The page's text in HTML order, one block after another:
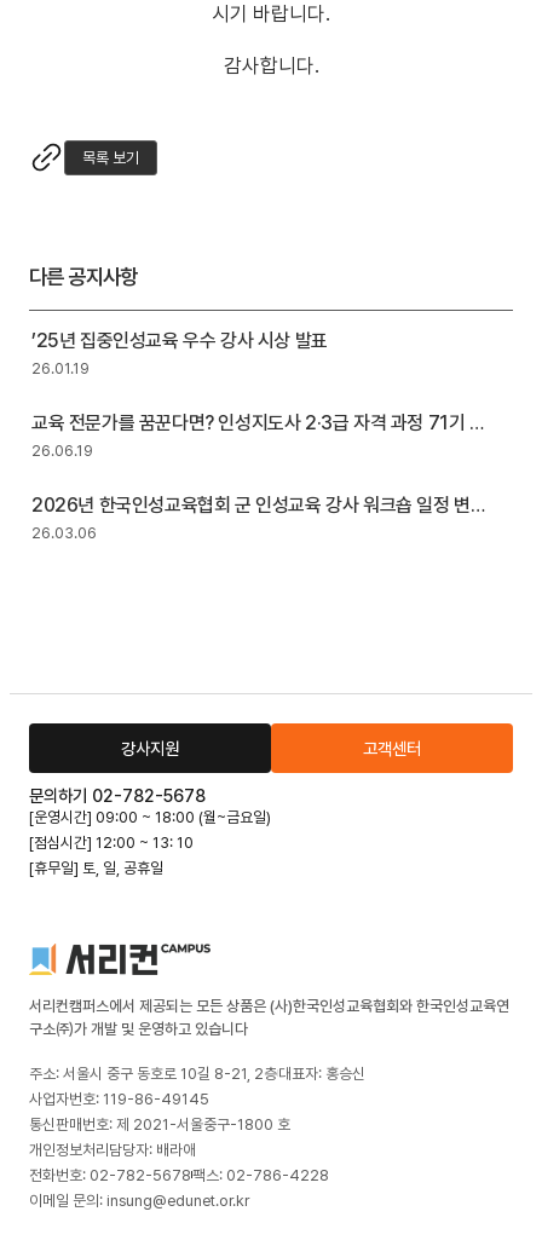
시기 바랍니다.
감사합니다.
목록 보기
다른 공지사항
’25년 집중인성교육 우수 강사 시상 발표
26.01.19
교육 전문가를 꿈꾼다면? 인성지도사 2·3급 자격 과정 71기 모
집
26.06.19
2026년 한국인성교육협회 군 인성교육 강사 워크숍 일정 변
경 안내
26.03.06
강사지원 고객센터
문의하기 02-782-5678
[운영시간] 09:00 ~ 18:00 (월~금요일)
[점심시간] 12:00 ~ 13: 10
[휴무일] 토, 일, 공휴일
서리컨캠퍼스에서 제공되는 모든 상품은 (사)한국인성교육협회와 한국인성교육연
구소㈜가 개발 및 운영하고 있습니다
주소: 서울시 중구 동호로 10길 8-21, 2층대표자: 홍승신
사업자번호: 119-86-49145
통신판매번호: 제 2021-서울중구-1800 호
개인정보처리담당자: 배라애
전화번호: 02-782-5678팩스: 02-786-4228
이메일 문의: insung@edunet.or.kr